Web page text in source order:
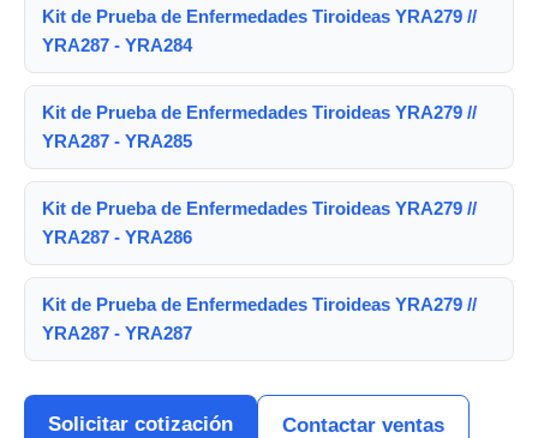
Kit de Prueba de Enfermedades Tiroideas YRA279 //
YRA287 - YRA284
Kit de Prueba de Enfermedades Tiroideas YRA279 //
YRA287 - YRA285
Kit de Prueba de Enfermedades Tiroideas YRA279 //
YRA287 - YRA286
Kit de Prueba de Enfermedades Tiroideas YRA279 //
YRA287 - YRA287
Solicitar cotización Contactar ventas